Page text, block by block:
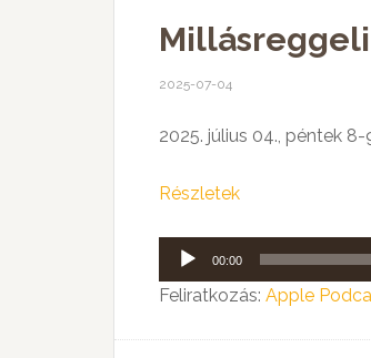
2025-07-04
2025. július 04., péntek 8-
Részletek
Audió
lejátszó
00:00
Feliratkozás: Apple